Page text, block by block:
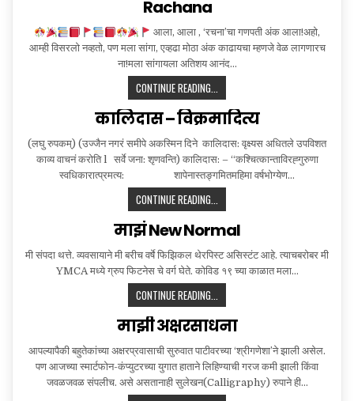
Rachana
आला, आला , ‘रचना’चा गणपती अंक आला!अहो,
आम्ही विसरलो नव्हतो, पण मला सांगा, एव्हढा मोठा अंक काढायचा म्हणजे वेळ लागणारच
ना!मला सांगायला अतिशय आनंद…
CONTINUE READING...
कालिदास – विक्रमादित्य
(लघु रुपकम्) (उज्जैन नगरं समीपे अकस्मिन दिने कालिदास: वृक्ष्यस अधितले उपविशत
काव्य वाचनं करोति l सर्वे जना: शृणवन्ति) कालिदास: – “कश्चित्कान्ताविरह्गुरुणा
स्वधिकारात्प्रमत्य: शापेनास्तङ्गमितमहिमा वर्षभोग्येण…
CONTINUE READING...
–
विक्रमादित्य
माझं New Normal
मी संपदा थत्ते. व्यवसायाने मी बरीच वर्षे फिझिकल थेरपिस्ट असिस्टंट आहे. त्याचबरोबर मी
YMCA मध्ये ग्रुप फिटनेस चे वर्ग घेते. कोविड १९ च्या काळात मला…
CONTINUE READING...
NEW
NORMAL
माझी अक्षरसाधना
आपल्यापैकी बहुतेकांच्या अक्षरप्रवासाची सुरुवात पाटीवरच्या ‘श्रीगणेशा’ने झाली असेल.
पण आजच्या स्मार्टफोन-कंप्युटरच्या युगात हाताने लिहिण्याची गरज कमी झाली किंवा
जवळजवळ संपलीच. असे असतानाही सुलेखन(Calligraphy) रुपाने ही…